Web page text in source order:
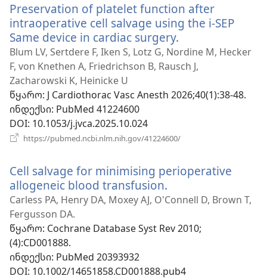
Preservation of platelet function after
intraoperative cell salvage using the i-SEP
Same device in cardiac surgery.
ახალი
ფანჯარა)
Blum LV, Sertdere F, Iken S, Lotz G, Nordine M, Hecker
F, von Knethen A, Friedrichson B, Rausch J,
Zacharowski K, Heinicke U
წყარო‎: J Cardiothorac Vasc Anesth 2026;40(1):38-48.
ინდექსი‎: PubMed 41224600
DOI‎: 10.1053/j.jvca.2025.10.024
https://pubmed.ncbi.nlm.nih.gov/41224600/
Cell salvage for minimising perioperative
allogeneic blood transfusion.
ახალი
Carless PA, Henry DA, Moxey AJ, O'Connell D, Brown T,
Fergusson DA.
წყარო‎: Cochrane Database Syst Rev 2010;
(4):CD001888.
ინდექსი‎: PubMed 20393932
DOI‎: 10.1002/14651858.CD001888.pub4